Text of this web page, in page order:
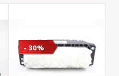
- 30%